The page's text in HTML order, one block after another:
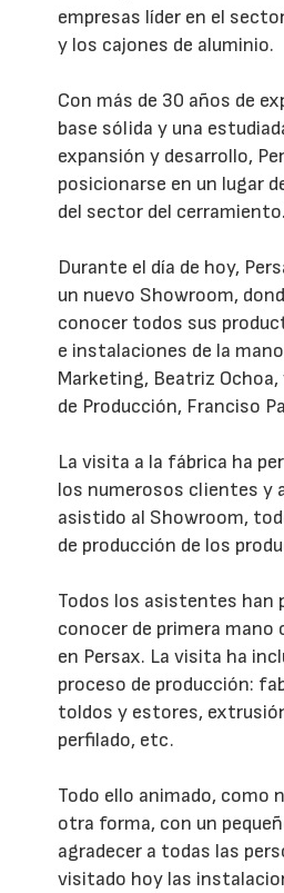
empresas líder en el
y los cajones de aluminio.
Con más de 30 años de
base sólida y una
expansión y desarrollo,
posicionarse en un lugar
del sector del cerramiento.
Durante el día de hoy,
un nuevo Showroom,
conocer todos sus
e instalaciones de la
Marketing, Beatriz Ochoa,
de Producción, Franciso
La visita a la fábrica ha
los numerosos clientes y
asistido al Showroom,
de producción de los
Todos los asistentes han
conocer de primera mano
en Persax. La visita ha
proceso de producción:
toldos y estores,
perfilado, etc.
Todo ello animado, como
otra forma, con un
agradecer a todas las
visitado hoy las